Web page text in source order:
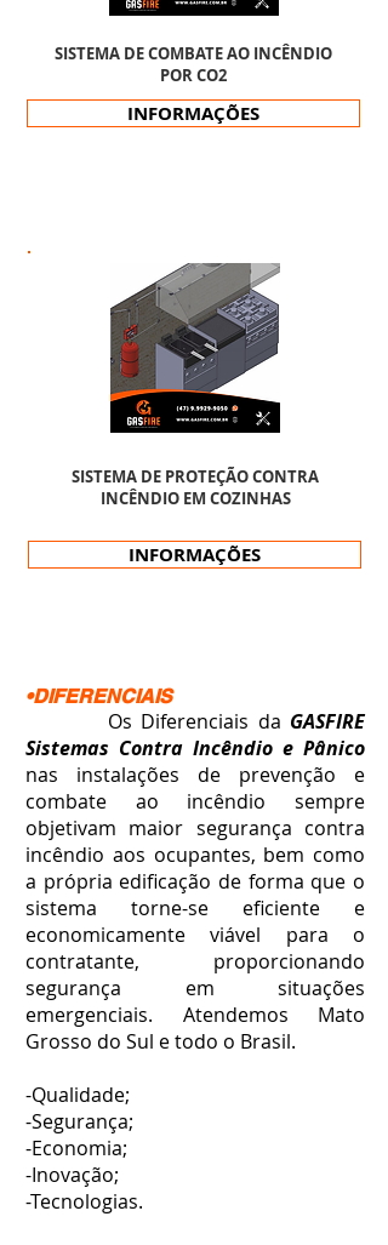
SISTEMA DE COMBATE AO INCÊNDIO
POR CO2
INFORMAÇÕES
SISTEMA DE PROTEÇÃO CONTRA
INCÊNDIO EM COZINHAS
INFORMAÇÕES
•DIFERENCIAIS
Os Diferenciais da GASFIRE
Sistemas Contra Incêndio e Pânico
nas instalações de prevenção e
combate ao incêndio sempre
objetivam maior segurança contra
incêndio aos ocupantes, bem como
a própria edificação de forma que o
sistema torne-se eficiente e
economicamente viável para o
contratante, proporcionando
segurança em situações
emergenciais. Atendemos Mato
Grosso do Sul e todo o Brasil.
-Qualidade;
-Segurança;
-Economia;
-Inovação;
-Tecnologias.